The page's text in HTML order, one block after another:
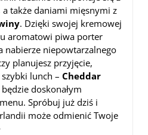
także daniami mięsnymi z
. Dzięki swojej kremowej
aromatowi piwa porter
nabierze niepowtarzalnego
planujesz przyjęcie,
lunch – Cheddar
będzie doskonałym
Spróbuj już dziś i
może odmienić Twoje